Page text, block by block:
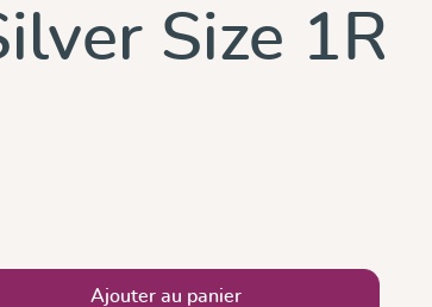
Size 1R
la quantité souhaitée ou
Ajouter au panier